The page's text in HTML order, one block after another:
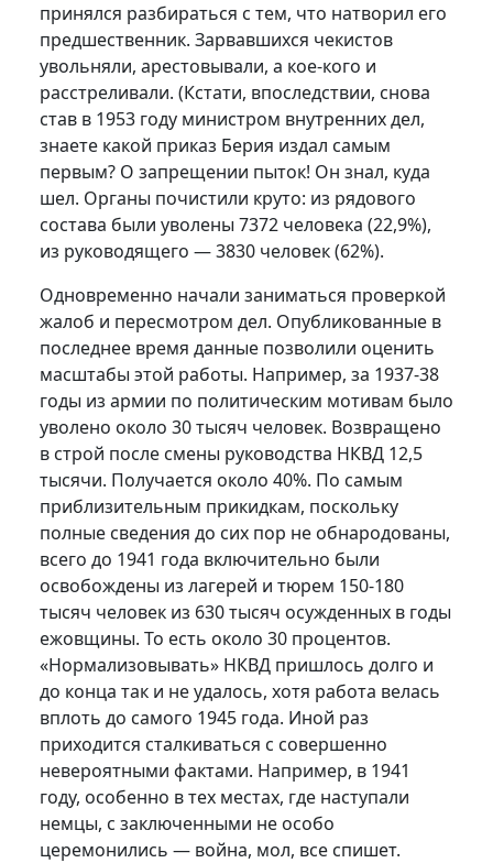
принялся разбираться с тем, что натворил его
предшественник. Зарвавшихся чекистов
увольняли, арестовывали, а кое-кого и
расстреливали. (Кстати, впоследствии, снова
став в 1953 году министром внутренних дел,
знаете какой приказ Берия издал самым
первым? О запрещении пыток! Он знал, куда
шел. Органы почистили круто: из рядового
состава были уволены 7372 человека (22,9%),
из руководящего — 3830 человек (62%).
Одновременно начали заниматься проверкой
жалоб и пересмотром дел. Опубликованные в
последнее время данные позволили оценить
масштабы этой работы. Например, за 1937-38
годы из армии по политическим мотивам было
уволено около 30 тысяч человек. Возвращено
в строй после смены руководства НКВД 12,5
тысячи. Получается около 40%. По самым
приблизительным прикидкам, поскольку
полные сведения до сих пор не обнародованы,
всего до 1941 года включительно были
освобождены из лагерей и тюрем 150-180
тысяч человек из 630 тысяч осужденных в годы
ежовщины. То есть около 30 процентов.
«Нормализовывать» НКВД пришлось долго и
до конца так и не удалось, хотя работа велась
вплоть до самого 1945 года. Иной раз
приходится сталкиваться с совершенно
невероятными фактами. Например, в 1941
году, особенно в тех местах, где наступали
немцы, с заключенными не особо
церемонились — война, мол, все спишет.